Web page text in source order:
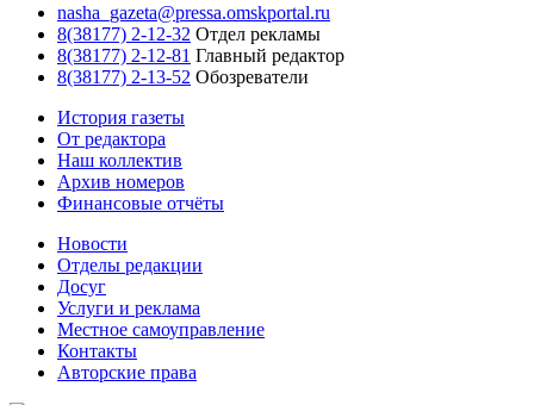
nasha_gazeta@pressa.omskportal.ru
8(38177) 2-12-32 Отдел рекламы
8(38177) 2-12-81 Главный редактор
8(38177) 2-13-52 Обозреватели
История газеты
От редактора
Наш коллектив
Архив номеров
Финансовые отчёты
Новости
Отделы редакции
Досуг
Услуги и реклама
Местное самоуправление
Контакты
Авторские права